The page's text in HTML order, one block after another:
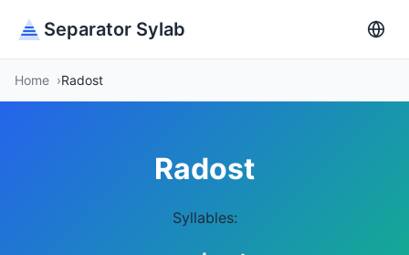
Separator Sylab
Home Radost
Radost
Syllables: